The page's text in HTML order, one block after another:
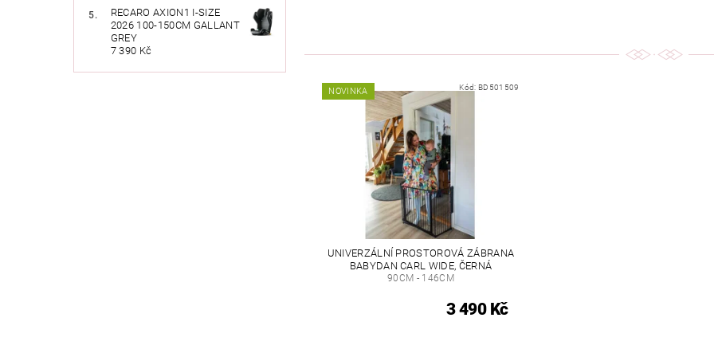
RECARO AXION1 I-SIZE
2026 100-150CM GALLANT
GREY
7 390 Kč
NOVINKA Kód: BD501509
UNIVERZÁLNÍ PROSTOROVÁ ZÁBRANA
BABYDAN CARL WIDE, ČERNÁ
90CM - 146CM
3 490 Kč